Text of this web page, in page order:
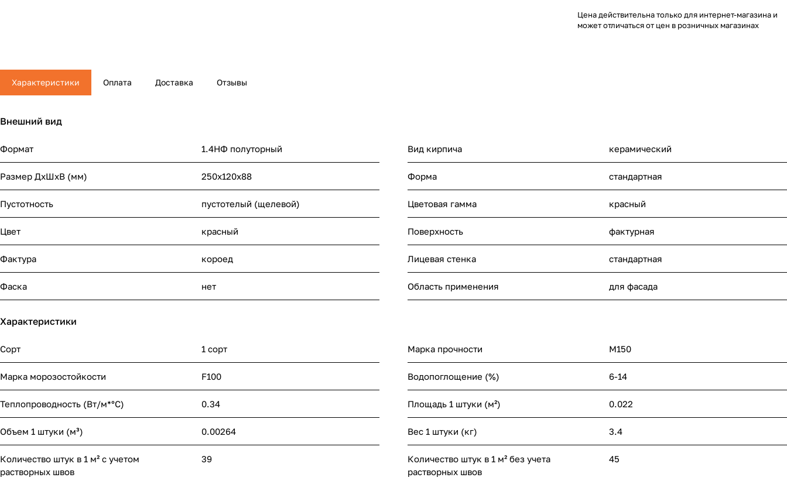
Цена действительна только для интернет-магазина и
может отличаться от цен в розничных магазинах
Характеристики Оплата Доставка Отзывы
Внешний вид
Формат 1.4НФ полуторный Вид кирпича керамический
Размер ДхШхВ (мм) 250х120х88 Форма стандартная
Пустотность пустотелый (щелевой) Цветовая гамма красный
Цвет красный Поверхность фактурная
Фактура короед Лицевая стенка стандартная
Фаска нет Область применения для фасада
Характеристики
Сорт 1 сорт Марка прочности М150
Марка морозостойкости F100 Водопоглощение (%) 6-14
Теплопроводность (Вт/м*°С) 0.34 Площадь 1 штуки (м²) 0.022
Объем 1 штуки (м³) 0.00264 Вес 1 штуки (кг) 3.4
Количество штук в 1 м² с учетом
растворных швов
39
Количество штук в 1 м² без учета
растворных швов
45